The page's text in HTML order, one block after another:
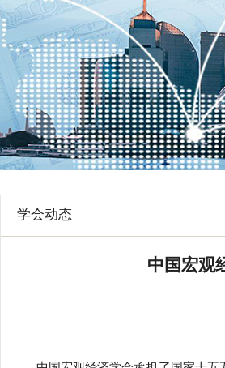
学会领导
组织机构
法律顾问
学会章程
学会动态
中国宏观